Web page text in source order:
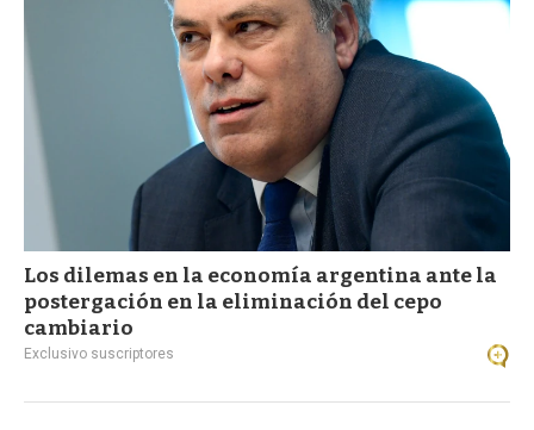
Los dilemas en la economía argentina ante la
postergación en la eliminación del cepo
cambiario
Exclusivo suscriptores